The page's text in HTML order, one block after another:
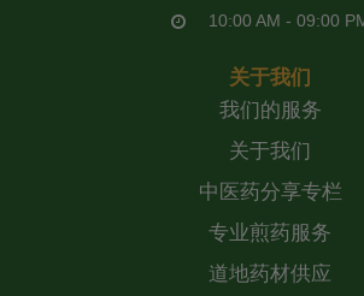
10:00 AM - 09:00
关于我们
我们的服务
关于我们
中医药分享专栏
专业煎药服务
道地药材供应